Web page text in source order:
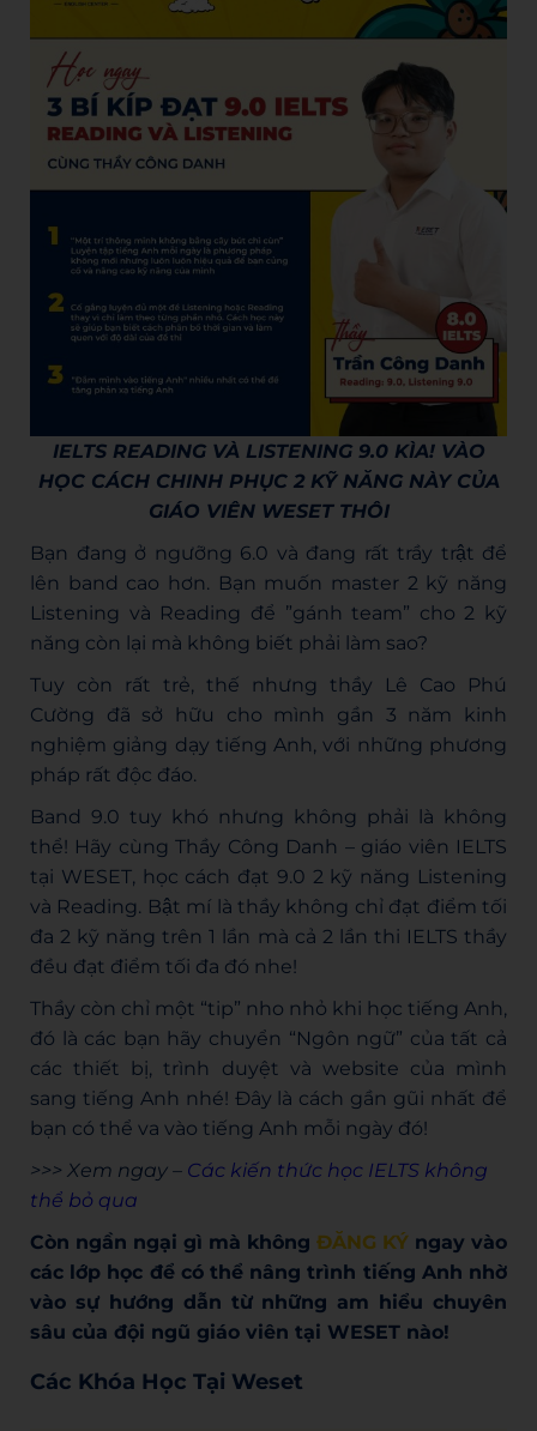
IELTS READING VÀ LISTENING 9.0 KÌA! VÀO
HỌC CÁCH CHINH PHỤC 2 KỸ NĂNG NÀY CỦA
GIÁO VIÊN WESET THÔI
Bạn đang ở ngưỡng 6.0 và đang rất trầy trật để
lên band cao hơn. Bạn muốn master 2 kỹ năng
Listening và Reading để ”gánh team” cho 2 kỹ
năng còn lại mà không biết phải làm sao?
Tuy còn rất trẻ, thế nhưng thầy Lê Cao Phú
Cường đã sở hữu cho mình gần 3 năm kinh
nghiệm giảng dạy tiếng Anh, với những phương
pháp rất độc đáo.
Band 9.0 tuy khó nhưng không phải là không
thể! Hãy cùng Thầy Công Danh – giáo viên IELTS
tại WESET, học cách đạt 9.0 2 kỹ năng Listening
và Reading. Bật mí là thầy không chỉ đạt điểm tối
đa 2 kỹ năng trên 1 lần mà cả 2 lần thi IELTS thầy
đều đạt điểm tối đa đó nhe!
Thầy còn chỉ một “tip” nho nhỏ khi học tiếng Anh,
đó là các bạn hãy chuyển “Ngôn ngữ” của tất cả
các thiết bị, trình duyệt và website của mình
sang tiếng Anh nhé! Đây là cách gần gũi nhất để
bạn có thể va vào tiếng Anh mỗi ngày đó!
>>> Xem ngay – Các kiến thức học IELTS không
thể bỏ qua
Còn ngần ngại gì mà không ĐĂNG KÝ ngay vào
các lớp học để có thể nâng trình tiếng Anh nhờ
vào sự hướng dẫn từ những am hiểu chuyên
sâu của đội ngũ giáo viên tại WESET nào!
Các Khóa Học Tại Weset